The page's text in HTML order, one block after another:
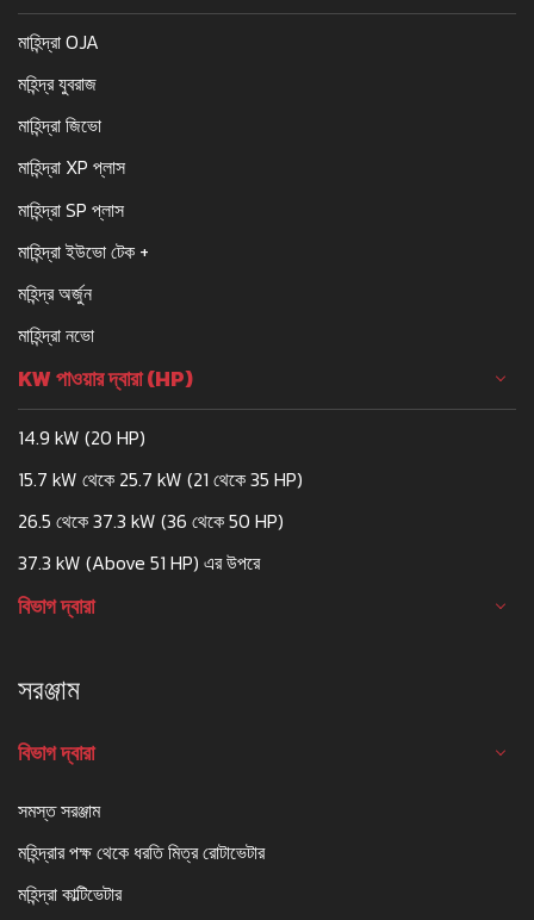
মাহিন্দ্রা OJA
মহিন্দ্র যুবরাজ
মাহিন্দ্রা জিভো
মাহিন্দ্রা XP প্লাস
মাহিন্দ্রা SP প্লাস
মাহিন্দ্রা ইউভো টেক +
মহিন্দ্র অর্জুন
মাহিন্দ্রা নভো
KW পাওয়ার দ্বারা (HP)
14.9 kW (20 HP)
15.7 kW থেকে 25.7 kW (21 থেকে 35 HP)
26.5 থেকে 37.3 kW (36 থেকে 50 HP)
37.3 kW (Above 51 HP) এর উপরে
বিভাগ দ্বারা
সরঞ্জাম
বিভাগ দ্বারা
সমস্ত সরঞ্জাম
মহিন্দ্রার পক্ষ থেকে ধরতি মিত্র রোটাভেটার
মহিন্দ্রা কাল্টিভেটার